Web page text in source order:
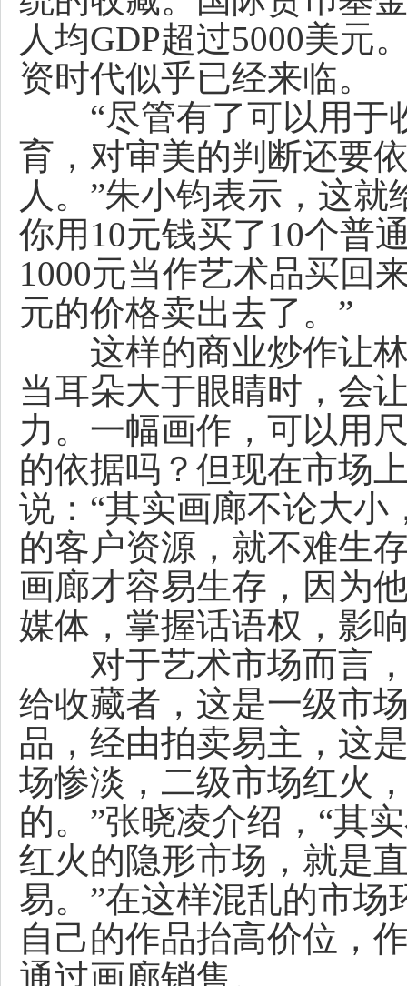
人均GDP超过5000美元
资时代似乎已经来临。
“尽管有了可以用于
育，对审美的判断还要
人。”朱小钧表示，这
你用10元钱买了10个普
1000元当作艺术品买回
元的价格卖出去了。”
这样的商业炒作让林
当耳朵大于眼睛时，会
力。一幅画作，可以用
的依据吗？但现在市场
说：“其实画廊不论大
的客户资源，就不难生
画廊才容易生存，因为
媒体，掌握话语权，影
对于艺术市场而言，
给收藏者，这是一级市
品，经由拍卖易主，这
场惨淡，二级市场红火
的。”张晓凌介绍，“其
红火的隐形市场，就是
易。”在这样混乱的市
自己的作品抬高价位，
通过画廊销售。